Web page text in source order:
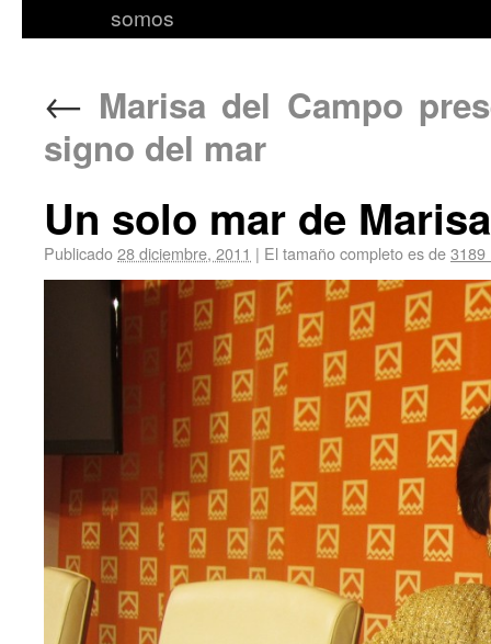
somos
← Marisa del Campo
signo del mar
Un solo mar de
Publicado28 diciembre, 2011 | El tamaño completo es de3189